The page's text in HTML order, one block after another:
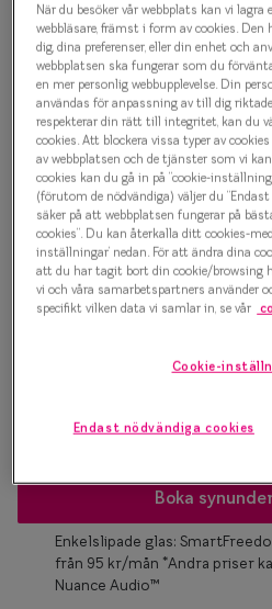
1 000 kr
Välj färg:
Havana
Bågstorlek
Osäker på vilken storlek du har?
Boka
Enkelslipade glas:
från 95 kr/mån *Andra priser
Nuance Audio™
När du besöker vår webbplats kan vi
webbläsare, främst i form av cookies.
dig, dina preferenser, eller din enhet och
webbplatsen ska fungerar som du
en mer personlig webbupplevelse. Din
användas för anpassning av till dig
respekterar din rätt till integritet, kan du
cookies. Att blockera vissa typer av
av webbplatsen och de tjänster som vi
cookies kan du gå in på ”cookie-
(förutom de nödvändiga) väljer du
säker på att webbplatsen fungerar på
cookies”. Du kan återkalla ditt cookies-
inställningar’ nedan. För att ändra dina
att du har tagit bort din cookie/browsing
vi och våra samarbetspartners använder
specifikt vilken data vi samlar in, se vår
Cookie-
Endast nödvändiga cookies